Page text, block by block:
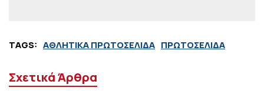
TAGS: ΑΘΛΗΤΙΚΑ ΠΡΩΤΟΣΕΛΙΔΑ ΠΡΩΤΟΣΕΛΙΔΑ
Σχετικά Άρθρα